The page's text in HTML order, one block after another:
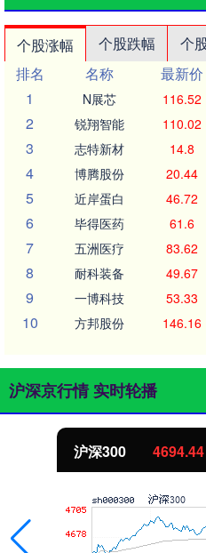
个股涨幅 个股跌幅 个
排名
名称 最新价
1
N展芯 116.52
2 锐翔智能 110.02
3 志特新材 14.8
4 博腾股份 20.44
5 近岸蛋白 46.72
6 毕得医药 61.6
7 五洲医疗 83.62
8 耐科装备 49.67
9 一博科技 53.33
10 方邦股份 146.16
沪深京行情 实时轮播
沪深300 4694.44